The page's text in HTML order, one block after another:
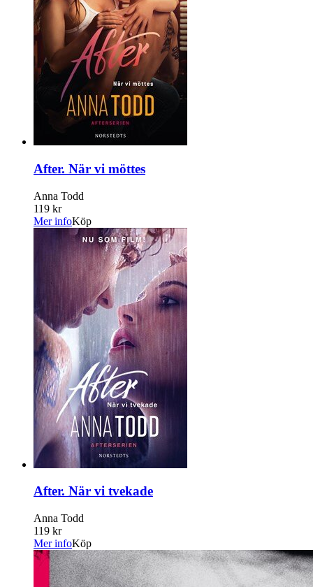
After. När vi möttes
Anna Todd
119 kr
Mer infoKöp
After. När vi tvekade
Anna Todd
119 kr
Mer infoKöp